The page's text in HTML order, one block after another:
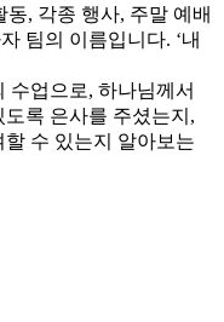
동, 각종 행사, 주말 예배
팀의 이름입니다. ‘내
수업으로, 하나님께서
록 은사를 주셨는지,
수 있는지 알아보는